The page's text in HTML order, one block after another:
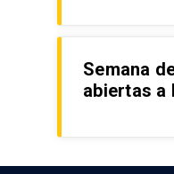
Semana
abiertas a